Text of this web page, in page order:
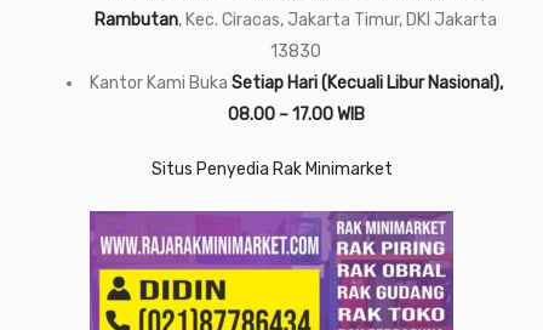
Rambutan, Kec. Ciracas, Jakarta Timur, DKI Jakarta
13830
Kantor Kami Buka Setiap Hari (Kecuali Libur Nasional),
08.00 – 17.00 WIB
Situs Penyedia Rak Minimarket